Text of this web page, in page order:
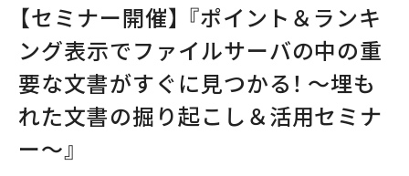
【セミナー開催】 『ポイント＆ランキ
ング表示でファイルサーバの中の重
要な文書がすぐに見つかる！ 〜埋も
れた文書の掘り起こし＆活用セミナ
ー〜』